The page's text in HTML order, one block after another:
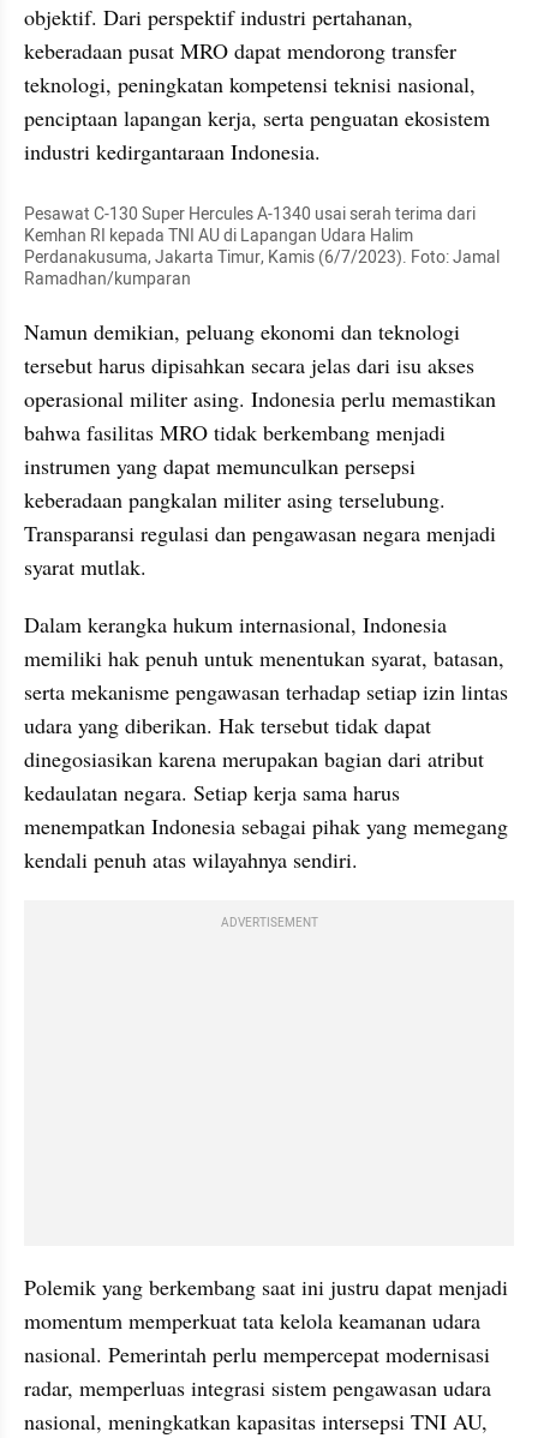
objektif. Dari perspektif industri pertahanan,
keberadaan pusat MRO dapat mendorong transfer
teknologi, peningkatan kompetensi teknisi nasional,
penciptaan lapangan kerja, serta penguatan ekosistem
industri kedirgantaraan Indonesia.
Pesawat C-130 Super Hercules A-1340 usai serah terima dari
Kemhan RI kepada TNI AU di Lapangan Udara Halim
Perdanakusuma, Jakarta Timur, Kamis (6/7/2023). Foto: Jamal
Ramadhan/kumparan
Namun demikian, peluang ekonomi dan teknologi
tersebut harus dipisahkan secara jelas dari isu akses
operasional militer asing. Indonesia perlu memastikan
bahwa fasilitas MRO tidak berkembang menjadi
instrumen yang dapat memunculkan persepsi
keberadaan pangkalan militer asing terselubung.
Transparansi regulasi dan pengawasan negara menjadi
syarat mutlak.
Dalam kerangka hukum internasional, Indonesia
memiliki hak penuh untuk menentukan syarat, batasan,
serta mekanisme pengawasan terhadap setiap izin lintas
udara yang diberikan. Hak tersebut tidak dapat
dinegosiasikan karena merupakan bagian dari atribut
kedaulatan negara. Setiap kerja sama harus
menempatkan Indonesia sebagai pihak yang memegang
kendali penuh atas wilayahnya sendiri.
ADVERTISEMENT
Polemik yang berkembang saat ini justru dapat menjadi
momentum memperkuat tata kelola keamanan udara
nasional. Pemerintah perlu mempercepat modernisasi
radar, memperluas integrasi sistem pengawasan udara
nasional, meningkatkan kapasitas intersepsi TNI AU,